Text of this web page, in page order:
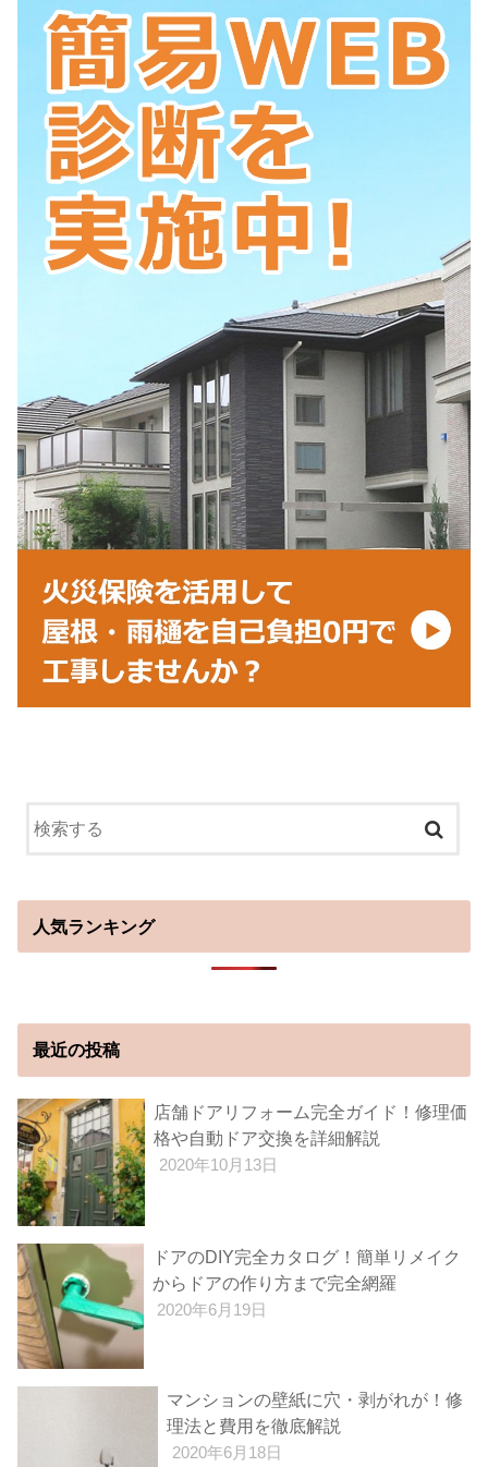
人気ランキング
最近の投稿
店舗ドアリフォーム完全ガイド！修理価
格や自動ドア交換を詳細解説
2020年10月13日
ドアのDIY完全カタログ！簡単リメイク
からドアの作り方まで完全網羅
2020年6月19日
マンションの壁紙に穴・剥がれが！修
理法と費用を徹底解説
2020年6月18日